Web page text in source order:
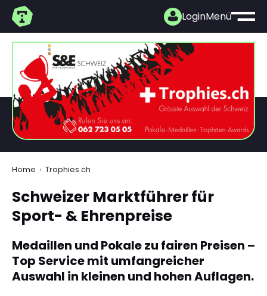
LoginMenü
Home Trophies.ch
Schweizer Marktführer für
Sport- & Ehrenpreise
Medaillen und Pokale zu fairen Preisen –
Top Service mit umfangreicher
Auswahl in kleinen und hohen Auflagen.